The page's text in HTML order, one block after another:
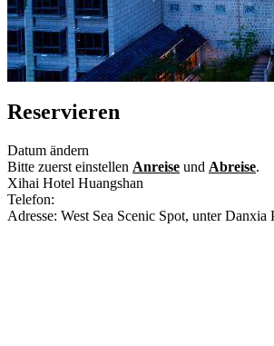
Reservieren
Datum ändern
Bitte zuerst einstellen Anreise und Abreise.
Xihai Hotel Huangshan
Telefon:
Adresse: West Sea Scenic Spot, unter Danxia